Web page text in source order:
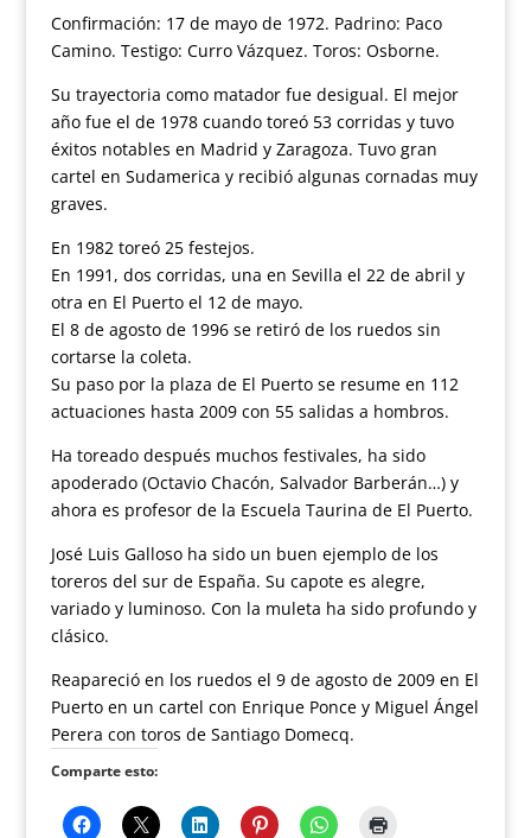
Confirmación: 17 de mayo de 1972. Padrino: Paco
Camino. Testigo: Curro Vázquez. Toros: Osborne.
Su trayectoria como matador fue desigual. El mejor
año fue el de 1978 cuando toreó 53 corridas y tuvo
éxitos notables en Madrid y Zaragoza. Tuvo gran
cartel en Sudamerica y recibió algunas cornadas muy
graves.
En 1982 toreó 25 festejos.
En 1991, dos corridas, una en Sevilla el 22 de abril y
otra en El Puerto el 12 de mayo.
El 8 de agosto de 1996 se retiró de los ruedos sin
cortarse la coleta.
Su paso por la plaza de El Puerto se resume en 112
actuaciones hasta 2009 con 55 salidas a hombros.
Ha toreado después muchos festivales, ha sido
apoderado (Octavio Chacón, Salvador Barberán…) y
ahora es profesor de la Escuela Taurina de El Puerto.
José Luis Galloso ha sido un buen ejemplo de los
toreros del sur de España. Su capote es alegre,
variado y luminoso. Con la muleta ha sido profundo y
clásico.
Reapareció en los ruedos el 9 de agosto de 2009 en El
Puerto en un cartel con Enrique Ponce y Miguel Ángel
Perera con toros de Santiago Domecq.
Comparte esto: